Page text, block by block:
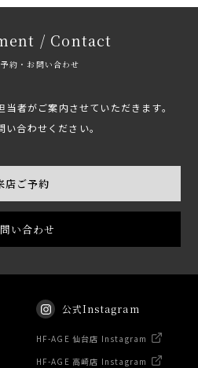
/ Contact
約・お問い合わせ
者がご案内させていただきます。
い合わせください。
店ご予約
い合わせ
公式Instagram
HF-AGE 仙台店 Instagram
HF-AGE 高崎店 Instagram